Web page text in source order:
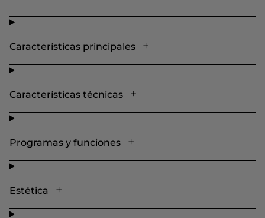
Características principales
Características técnicas
Programas y funciones
Estética